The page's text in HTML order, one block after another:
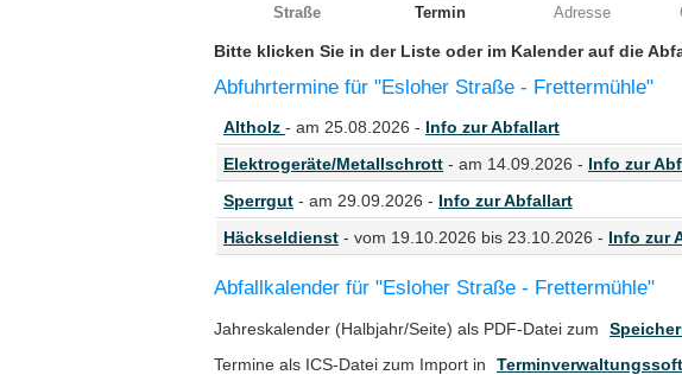
Straße Termin Adresse
Bitte klicken Sie in der Liste oder im Kalender auf die
Abfuhrtermine für "Esloher Straße - Frettermühle"
Altholz - am 25.08.2026 - Info zur Abfallart
Elektrogeräte/Metallschrott - am 14.09.2026 - Info zur
Sperrgut - am 29.09.2026 - Info zur Abfallart
Häckseldienst - vom 19.10.2026 bis 23.10.2026 - Info zur
Abfallkalender für "Esloher Straße - Frettermühle"
Jahreskalender (Halbjahr/Seite) als PDF-Datei zum
Termine als ICS-Datei zum Import in